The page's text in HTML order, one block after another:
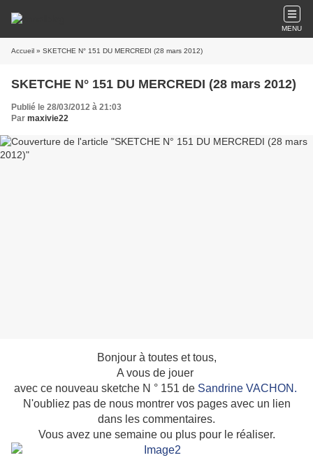
MENU
Accueil » SKETCHE N° 151 DU MERCREDI (28 mars 2012)
SKETCHE N° 151 DU MERCREDI (28 mars 2012)
Publié le 28/03/2012 à 21:03
Par maxivie22
Bonjour à toutes et tous,
A vous de jouer
avec ce nouveau sketche N ° 151 de Sandrine VACHON.
N'oubliez pas de nous montrer vos pages avec un lien
dans les commentaires.
Vous avez une semaine ou plus pour le réaliser.